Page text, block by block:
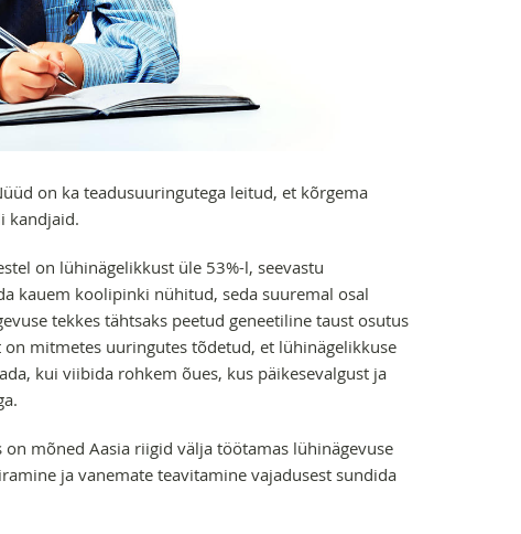
on ka teadusuuringutega leitud, et kõrgema
kandjaid.
on lühinägelikkust üle 53%-l, seevastu
kauem koolipinki nühitud, seda suuremal osal
tekkes tähtsaks peetud geneetiline taust osutus
mitmetes uuringutes tõdetud, et lühinägelikkuse
kui viibida rohkem õues, kus päikesevalgust ja
mõned Aasia riigid välja töötamas lühinägevuse
ja vanemate teavitamine vajadusest sundida